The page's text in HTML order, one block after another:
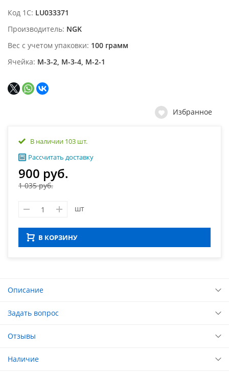
Код 1С LU033371
Производитель NGK
Вес с учетом упаковки 100 грамм
Ячейка М-3-2, М-3-4, М-2-1
Избранное
В наличии 103 шт.
Рассчитать доставку
900 руб.
1 035 руб.
шт
В КОРЗИНУ
Описание
Задать вопрос
Отзывы
Наличие